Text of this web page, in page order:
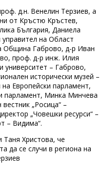
д.н. Венелин Терзиев, а
от Кръстю Кръстев,
България, Даниела
на Област
Община Габрово, д-р Иван
проф. д-р инж. Илия
университет – Габрово,
исторически музей –
Европейски парламент,
парламент, Минка Минчева
„Росица“ –
„Човешки ресурси“ –
– Видима“.
Таня Христова, че
да се случи в региона на